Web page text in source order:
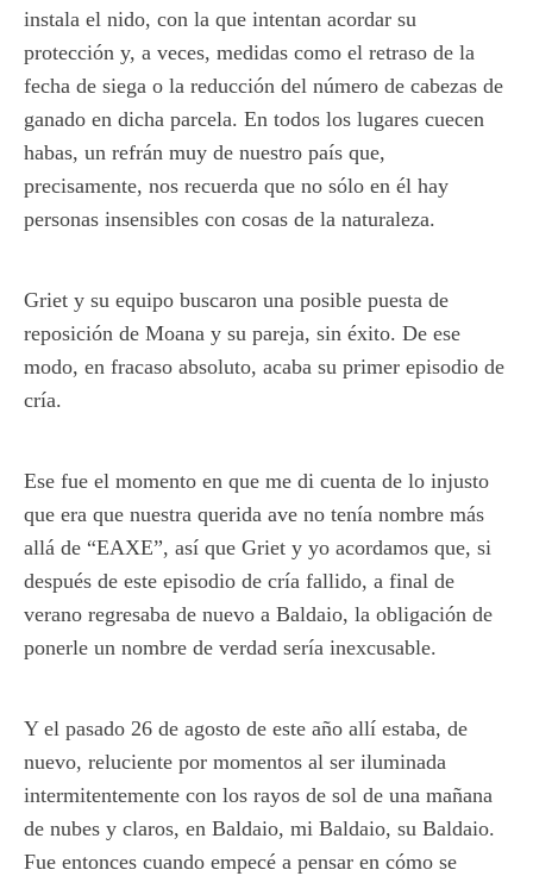
instala el nido, con la que intentan acordar su
protección y, a veces, medidas como el retraso de la
fecha de siega o la reducción del número de cabezas de
ganado en dicha parcela. En todos los lugares cuecen
habas, un refrán muy de nuestro país que,
precisamente, nos recuerda que no sólo en él hay
personas insensibles con cosas de la naturaleza.
Griet y su equipo buscaron una posible puesta de
reposición de Moana y su pareja, sin éxito. De ese
modo, en fracaso absoluto, acaba su primer episodio de
cría.
Ese fue el momento en que me di cuenta de lo injusto
que era que nuestra querida ave no tenía nombre más
allá de “EAXE”, así que Griet y yo acordamos que, si
después de este episodio de cría fallido, a final de
verano regresaba de nuevo a Baldaio, la obligación de
ponerle un nombre de verdad sería inexcusable.
Y el pasado 26 de agosto de este año allí estaba, de
nuevo, reluciente por momentos al ser iluminada
intermitentemente con los rayos de sol de una mañana
de nubes y claros, en Baldaio, mi Baldaio, su Baldaio.
Fue entonces cuando empecé a pensar en cómo se